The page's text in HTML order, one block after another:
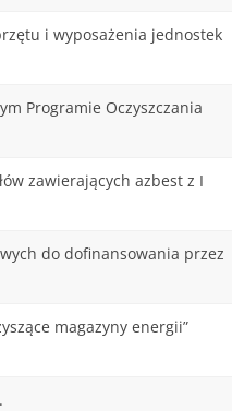
i wyposażenia jednostek
Programie Oczyszczania
zawierających azbest z I
do dofinansowania przez
magazyny energii”